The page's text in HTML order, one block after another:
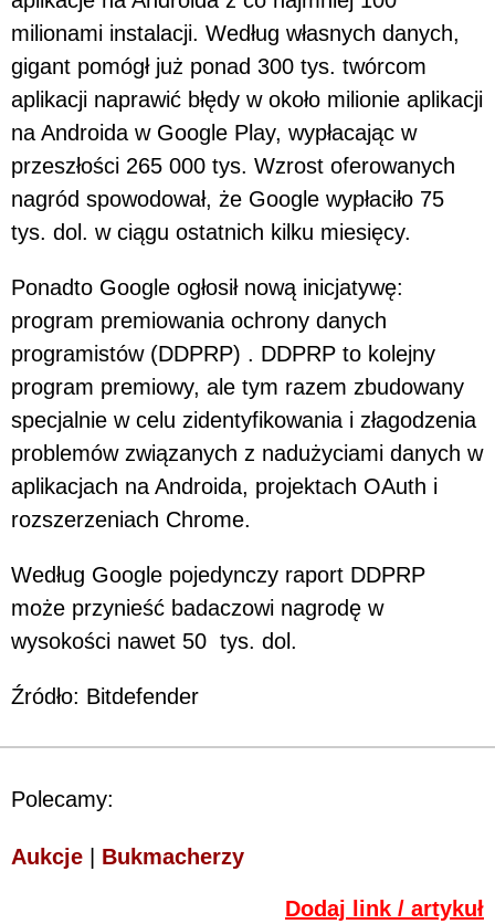
milionami instalacji. Według własnych danych,
gigant pomógł już ponad 300 tys. twórcom
aplikacji naprawić błędy w około milionie aplikacji
na Androida w Google Play, wypłacając w
przeszłości 265 000 tys. Wzrost oferowanych
nagród spowodował, że Google wypłaciło 75
tys. dol. w ciągu ostatnich kilku miesięcy.
Ponadto Google ogłosił nową inicjatywę:
program premiowania ochrony danych
programistów (DDPRP) . DDPRP to kolejny
program premiowy, ale tym razem zbudowany
specjalnie w celu zidentyfikowania i złagodzenia
problemów związanych z nadużyciami danych w
aplikacjach na Androida, projektach OAuth i
rozszerzeniach Chrome.
Według Google pojedynczy raport DDPRP
może przynieść badaczowi nagrodę w
wysokości nawet 50 tys. dol.
Źródło: Bitdefender
Polecamy:
Aukcje Bukmacherzy
Dodaj link / artykuł